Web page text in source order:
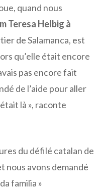
quand nous
Teresa Helbig à
de Salamanca, est
qu’elle était encore
pas encore fait
de l’aide pour aller
là », raconte
du défilé catalan de
nous avons demandé
familia »